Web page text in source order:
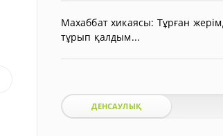
Махаббат хикаясы: Тұрған
тұрып қалдым...
ДЕНСАУЛЫҚ